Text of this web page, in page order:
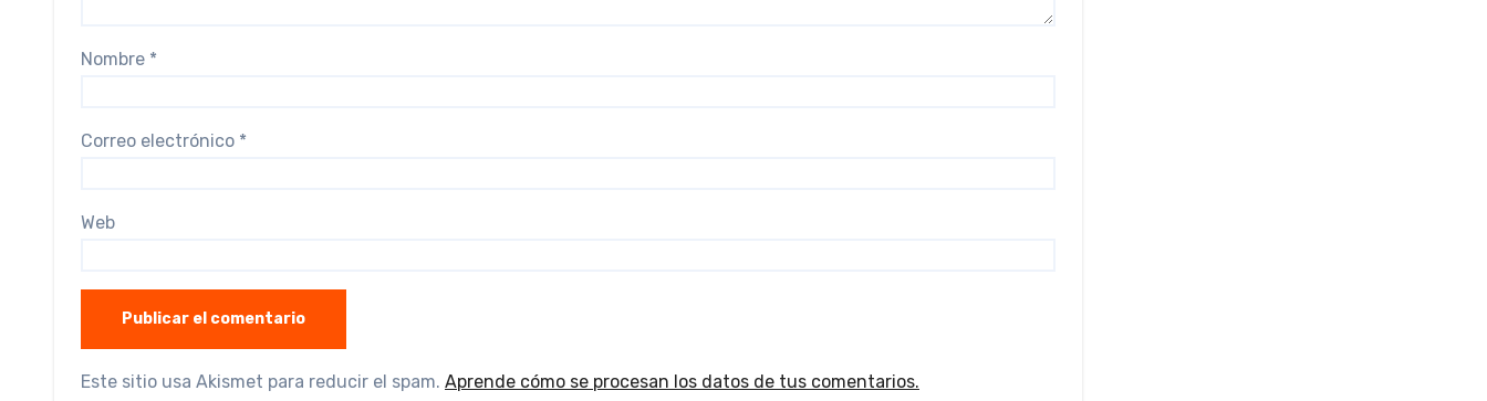
Nombre *
Correo electrónico *
Web
Este sitio usa Akismet para reducir el spam. Aprende cómo se procesan los datos de tus comentarios.